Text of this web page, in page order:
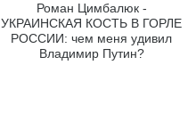
Роман Цимбалюк -
УКРАИНСКАЯ КОСТЬ В ГОРЛЕ
РОССИИ: чем меня удивил
Владимир Путин?